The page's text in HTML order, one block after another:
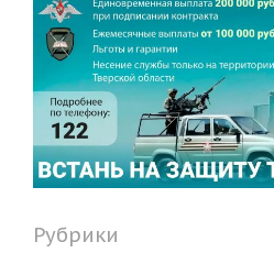
Рубрики